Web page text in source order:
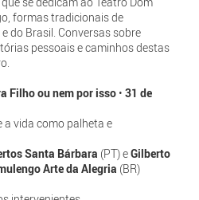
formas tradicionais de
do Brasil. Conversas sobre
pessoais e caminhos destas
Filho ou nem por isso • 31 de
a vida como palheta e
Santa Bárbara (PT) eGilberto
Arte da Alegria (BR)